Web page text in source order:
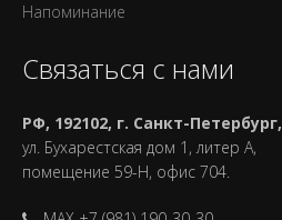
Напоминание
Связаться с нами
РФ, 192102, г. Санкт-Петербург,
ул. Бухарестская дом 1, литер А,
помещение 59-Н, офис 704.